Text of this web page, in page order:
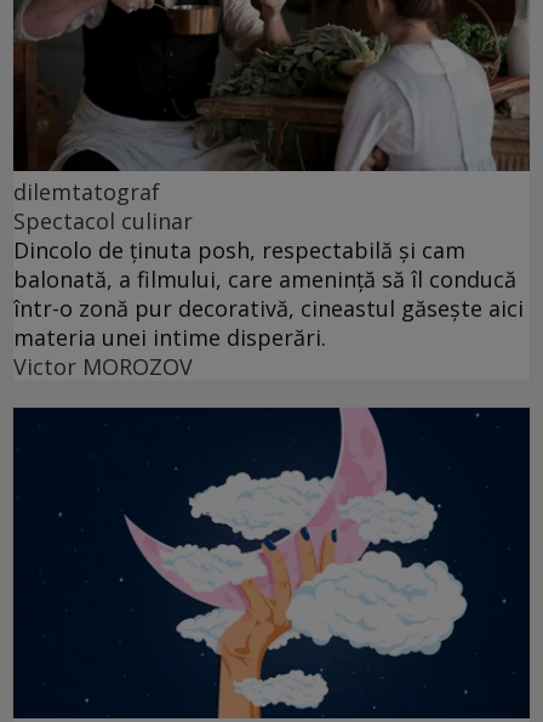
dilemtatograf
Spectacol culinar
Dincolo de ținuta posh, respectabilă și cam
balonată, a filmului, care amenință să îl conducă
într-o zonă pur decorativă, cineastul găsește aici
materia unei intime disperări.
Victor MOROZOV